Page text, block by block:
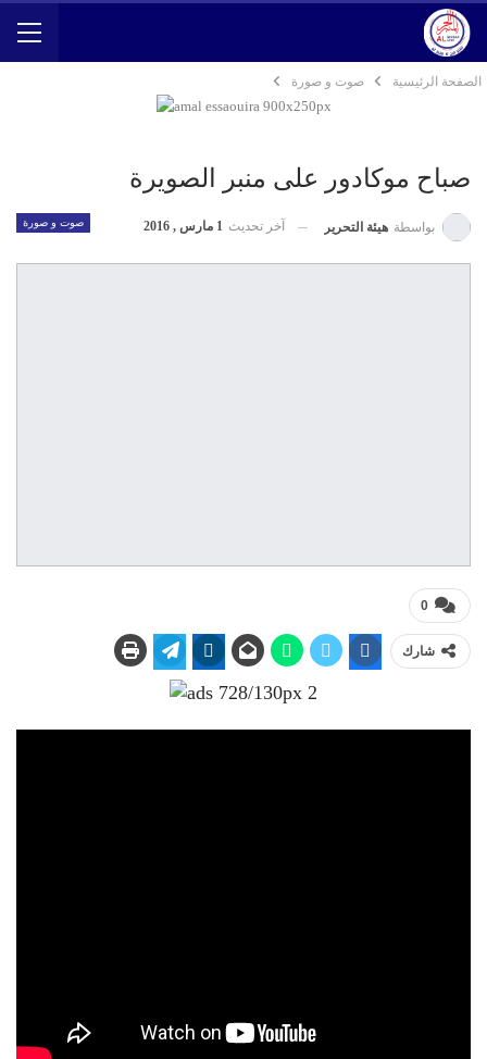
الصفحة الرئيسية صوت و صورة
صباح موكادور على منبر الصويرة
صوت و صورة بواسطة هيئة التحرير آخر تحديث 1 مارس , 2016
0
شارك